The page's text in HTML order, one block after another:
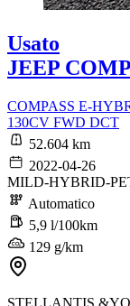
Usato
JEEP
COMPASS E-
130CV FWD DCT
52.604 km
2022-04-26
MILD-HYBRID-
Automatico
5,9 l/100km
129 g/km